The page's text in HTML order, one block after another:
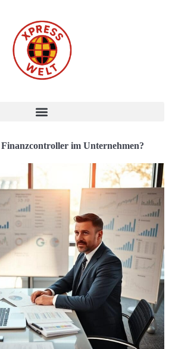
im Unternehmen?